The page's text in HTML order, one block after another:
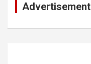
Advertisement